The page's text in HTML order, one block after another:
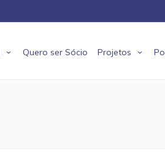
Quero ser Sócio Projetos